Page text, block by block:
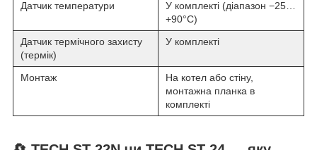
Датчик температури
У комплекті (діапазон −25…
+90°C)
Датчик термічного захисту
(термік)
У комплекті
Монтаж
На котел або стіну,
монтажна планка в
комплекті